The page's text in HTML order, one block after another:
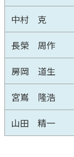
中村 克
長榮 周作
房岡 道生
宮嶌 隆浩
山田 精一